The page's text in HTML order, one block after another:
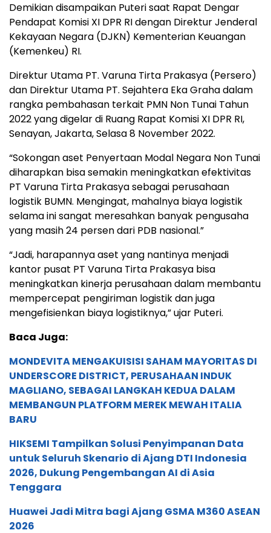
Demikian disampaikan Puteri saat Rapat Dengar
Pendapat Komisi XI DPR RI dengan Direktur Jenderal
Kekayaan Negara (DJKN) Kementerian Keuangan
(Kemenkeu) RI.
Direktur Utama PT. Varuna Tirta Prakasya (Persero)
dan Direktur Utama PT. Sejahtera Eka Graha dalam
rangka pembahasan terkait PMN Non Tunai Tahun
2022 yang digelar di Ruang Rapat Komisi XI DPR RI,
Senayan, Jakarta, Selasa 8 November 2022.
“Sokongan aset Penyertaan Modal Negara Non Tunai
diharapkan bisa semakin meningkatkan efektivitas
PT Varuna Tirta Prakasya sebagai perusahaan
logistik BUMN. Mengingat, mahalnya biaya logistik
selama ini sangat meresahkan banyak pengusaha
yang masih 24 persen dari PDB nasional.”
“Jadi, harapannya aset yang nantinya menjadi
kantor pusat PT Varuna Tirta Prakasya bisa
meningkatkan kinerja perusahaan dalam membantu
mempercepat pengiriman logistik dan juga
mengefisienkan biaya logistiknya,” ujar Puteri.
Baca Juga:
MONDEVITA MENGAKUISISI SAHAM MAYORITAS DI
UNDERSCORE DISTRICT, PERUSAHAAN INDUK
MAGLIANO, SEBAGAI LANGKAH KEDUA DALAM
MEMBANGUN PLATFORM MEREK MEWAH ITALIA
BARU
HIKSEMI Tampilkan Solusi Penyimpanan Data
untuk Seluruh Skenario di Ajang DTI Indonesia
2026, Dukung Pengembangan AI di Asia
Tenggara
Huawei Jadi Mitra bagi Ajang GSMA M360 ASEAN
2026